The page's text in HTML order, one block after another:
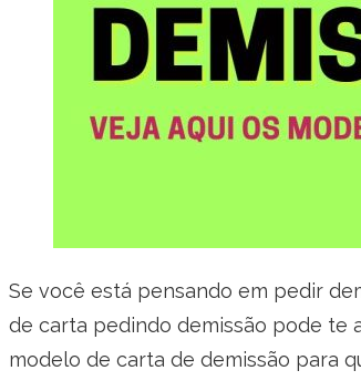
Se você está pensando em pedir
de carta pedindo demissão pode te
modelo de carta de demissão para